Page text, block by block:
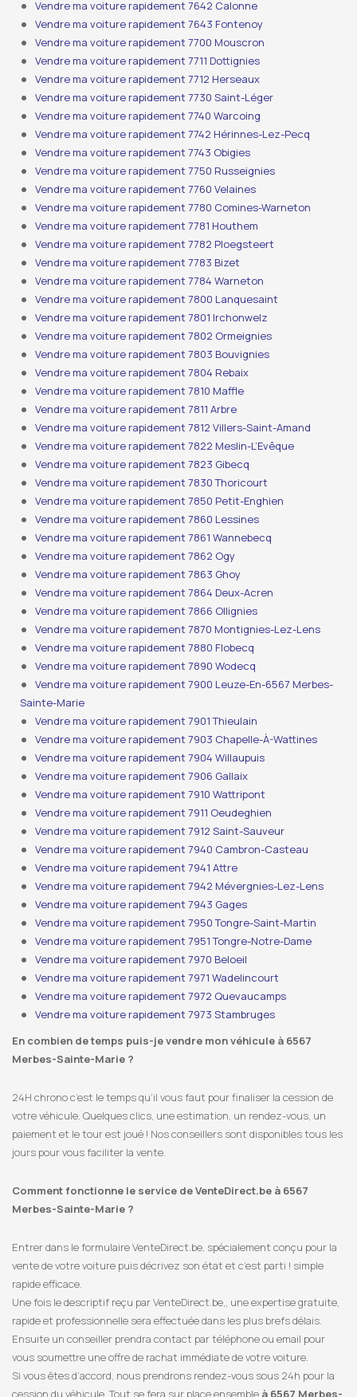
Vendre ma voiture rapidement 7642 Calonne
Vendre ma voiture rapidement 7643 Fontenoy
Vendre ma voiture rapidement 7700 Mouscron
Vendre ma voiture rapidement 7711 Dottignies
Vendre ma voiture rapidement 7712 Herseaux
Vendre ma voiture rapidement 7730 Saint-Léger
Vendre ma voiture rapidement 7740 Warcoing
Vendre ma voiture rapidement 7742 Hérinnes-Lez-Pecq
Vendre ma voiture rapidement 7743 Obigies
Vendre ma voiture rapidement 7750 Russeignies
Vendre ma voiture rapidement 7760 Velaines
Vendre ma voiture rapidement 7780 Comines-Warneton
Vendre ma voiture rapidement 7781 Houthem
Vendre ma voiture rapidement 7782 Ploegsteert
Vendre ma voiture rapidement 7783 Bizet
Vendre ma voiture rapidement 7784 Warneton
Vendre ma voiture rapidement 7800 Lanquesaint
Vendre ma voiture rapidement 7801 Irchonwelz
Vendre ma voiture rapidement 7802 Ormeignies
Vendre ma voiture rapidement 7803 Bouvignies
Vendre ma voiture rapidement 7804 Rebaix
Vendre ma voiture rapidement 7810 Maffle
Vendre ma voiture rapidement 7811 Arbre
Vendre ma voiture rapidement 7812 Villers-Saint-Amand
Vendre ma voiture rapidement 7822 Meslin-L’Evêque
Vendre ma voiture rapidement 7823 Gibecq
Vendre ma voiture rapidement 7830 Thoricourt
Vendre ma voiture rapidement 7850 Petit-Enghien
Vendre ma voiture rapidement 7860 Lessines
Vendre ma voiture rapidement 7861 Wannebecq
Vendre ma voiture rapidement 7862 Ogy
Vendre ma voiture rapidement 7863 Ghoy
Vendre ma voiture rapidement 7864 Deux-Acren
Vendre ma voiture rapidement 7866 Ollignies
Vendre ma voiture rapidement 7870 Montignies-Lez-Lens
Vendre ma voiture rapidement 7880 Flobecq
Vendre ma voiture rapidement 7890 Wodecq
Vendre ma voiture rapidement 7900 Leuze-En-6567 Merbes-
Sainte-Marie
Vendre ma voiture rapidement 7901 Thieulain
Vendre ma voiture rapidement 7903 Chapelle-À-Wattines
Vendre ma voiture rapidement 7904 Willaupuis
Vendre ma voiture rapidement 7906 Gallaix
Vendre ma voiture rapidement 7910 Wattripont
Vendre ma voiture rapidement 7911 Oeudeghien
Vendre ma voiture rapidement 7912 Saint-Sauveur
Vendre ma voiture rapidement 7940 Cambron-Casteau
Vendre ma voiture rapidement 7941 Attre
Vendre ma voiture rapidement 7942 Mévergnies-Lez-Lens
Vendre ma voiture rapidement 7943 Gages
Vendre ma voiture rapidement 7950 Tongre-Saint-Martin
Vendre ma voiture rapidement 7951 Tongre-Notre-Dame
Vendre ma voiture rapidement 7970 Beloeil
Vendre ma voiture rapidement 7971 Wadelincourt
Vendre ma voiture rapidement 7972 Quevaucamps
Vendre ma voiture rapidement 7973 Stambruges
En combien de temps puis-je vendre mon véhicule à 6567
Merbes-Sainte-Marie ?
24H chrono c’est le temps qu’il vous faut pour finaliser la cession de
votre véhicule. Quelques clics, une estimation, un rendez-vous, un
paiement et le tour est joué ! Nos conseillers sont disponibles tous les
jours pour vous faciliter la vente.
Comment fonctionne le service de VenteDirect.be à 6567
Merbes-Sainte-Marie ?
Entrer dans le formulaire VenteDirect.be, spécialement conçu pour la
vente de votre voiture puis décrivez son état et c’est parti ! simple
rapide efficace.
Une fois le descriptif reçu par VenteDirect.be,, une expertise gratuite,
rapide et professionnelle sera effectuée dans les plus brefs délais.
Ensuite un conseiller prendra contact par téléphone ou email pour
vous soumettre une offre de rachat immédiate de votre voiture.
Si vous êtes d’accord, nous prendrons rendez-vous sous 24h pour la
cession du véhicule. Tout se fera sur place ensemble à 6567 Merbes-